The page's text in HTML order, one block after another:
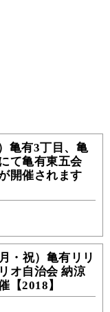
亀有3丁目、亀
て亀有東五会
開催されます
・祝）亀有リリ
オ自治会 納涼
【2018】